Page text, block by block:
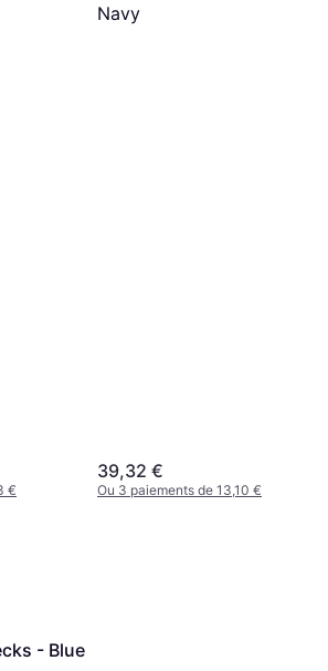
€
Navy
39,32 €
Ou 3 paiements de 13,10 €
- Blue